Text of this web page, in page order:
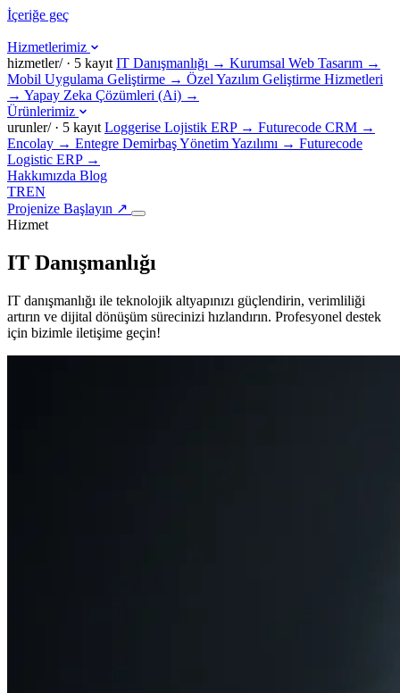
İçeriğe geç
Hizmetlerimiz
hizmetler/ · 5 kayıt IT Danışmanlığı → Kurumsal Web Tasarım →
Mobil Uygulama Geliştirme → Özel Yazılım Geliştirme Hizmetleri
→ Yapay Zeka Çözümleri (Ai) →
Ürünlerimiz
urunler/ · 5 kayıt Loggerise Lojistik ERP → Futurecode CRM →
Encolay → Entegre Demirbaş Yönetim Yazılımı → Futurecode
Logistic ERP →
Hakkımızda Blog
TREN
Projenize Başlayın ↗
Hizmet
IT Danışmanlığı
IT danışmanlığı ile teknolojik altyapınızı güçlendirin, verimliliği
artırın ve dijital dönüşüm sürecinizi hızlandırın. Profesyonel destek
için bizimle iletişime geçin!